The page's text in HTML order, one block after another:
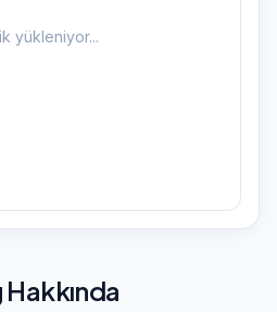
yükleniyor...
Hakkında